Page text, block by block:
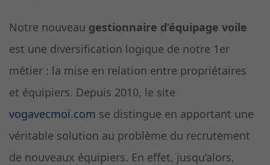
Notre nouveau gestionnaire d’équipage voile
est une diversification logique de notre 1er
métier : la mise en relation entre propriétaires
et équipiers. Depuis 2010, le site
vogavecmoi.com se distingue en apportant une
véritable solution au problème du recrutement
de nouveaux équipiers. En effet, jusqu’alors,